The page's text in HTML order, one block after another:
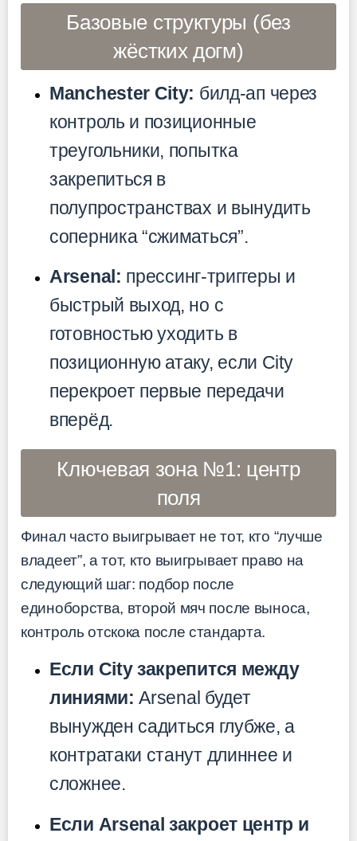
Базовые структуры (без
жёстких догм)
Manchester City: билд-ап через
контроль и позиционные
треугольники, попытка
закрепиться в
полупространствах и вынудить
соперника “сжиматься”.
Arsenal: прессинг-триггеры и
быстрый выход, но с
готовностью уходить в
позиционную атаку, если City
перекроет первые передачи
вперёд.
Ключевая зона №1: центр
поля
Финал часто выигрывает не тот, кто “лучше
владеет”, а тот, кто выигрывает право на
следующий шаг: подбор после
единоборства, второй мяч после выноса,
контроль отскока после стандарта.
Если City закрепится между
линиями: Arsenal будет
вынужден садиться глубже, а
контратаки станут длиннее и
сложнее.
Если Arsenal закроет центр и